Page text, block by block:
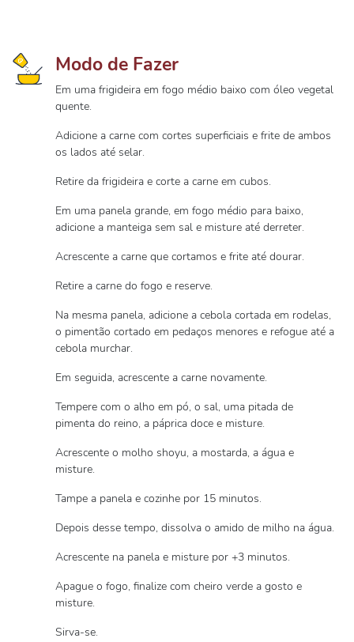
Modo de Fazer
Em uma frigideira em fogo médio baixo com óleo vegetal
quente.
Adicione a carne com cortes superficiais e frite de ambos
os lados até selar.
Retire da frigideira e corte a carne em cubos.
Em uma panela grande, em fogo médio para baixo,
adicione a manteiga sem sal e misture até derreter.
Acrescente a carne que cortamos e frite até dourar.
Retire a carne do fogo e reserve.
Na mesma panela, adicione a cebola cortada em rodelas,
o pimentão cortado em pedaços menores e refogue até a
cebola murchar.
Em seguida, acrescente a carne novamente.
Tempere com o alho em pó, o sal, uma pitada de
pimenta do reino, a páprica doce e misture.
Acrescente o molho shoyu, a mostarda, a água e
misture.
Tampe a panela e cozinhe por 15 minutos.
Depois desse tempo, dissolva o amido de milho na água.
Acrescente na panela e misture por +3 minutos.
Apague o fogo, finalize com cheiro verde a gosto e
misture.
Sirva-se.